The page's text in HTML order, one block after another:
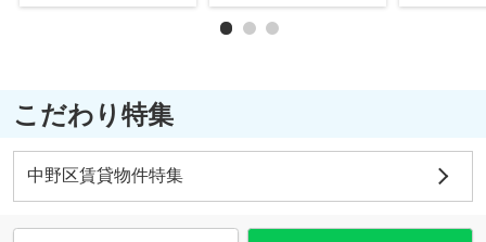
こだわり特集
中野区賃貸物件特集